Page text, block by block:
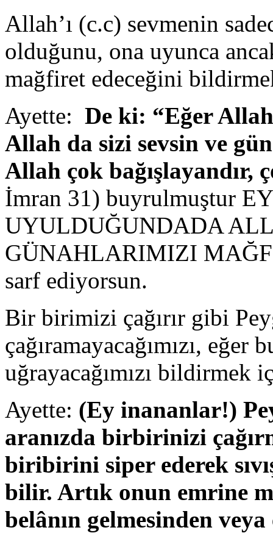
Allah’ı (c.c) sevmenin
olduğunu, ona uyunca
mağfiret edeceğini
Ayette: De ki: “Eğer
Allah da sizi sevsin ve
Allah çok bağışlayandır,
İmran 31) buyrulmuştur
UYULDUĞUNDADA
GÜNAHLARIMIZI
sarf ediyorsun.
Bir birimizi çağırır gibi
çağıramayacağımızı, eğer
uğrayacağımızı bildirmek
Ayette: (Ey inananlar!)
aranızda birbirinizi
biribirini siper ederek
bilir. Artık onun emrine
belânın gelmesinden